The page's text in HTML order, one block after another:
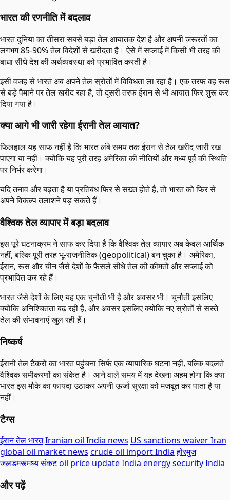
भारत की रणनीति में बदलाव
भारत दुनिया का तीसरा सबसे बड़ा तेल आयातक देश है और अपनी जरूरतों का
लगभग 85-90% तेल विदेशों से खरीदता है। ऐसे में सप्लाई में किसी भी तरह की
बाधा सीधे देश की अर्थव्यवस्था को प्रभावित करती है।
इसी वजह से भारत अब अपने तेल स्रोतों में विविधता ला रहा है। एक तरफ वह रूस
से बड़े पैमाने पर तेल खरीद रहा है, तो दूसरी तरफ ईरान से भी आयात फिर शुरू कर
दिया गया है।
क्या आगे भी जारी रहेगा ईरानी तेल आयात?
फिलहाल यह साफ नहीं है कि भारत लंबे समय तक ईरान से तेल खरीद जारी रख
पाएगा या नहीं। क्योंकि यह पूरी तरह अमेरिका की नीतियों और मध्य पूर्व की स्थिति
पर निर्भर करेगा।
यदि तनाव और बढ़ता है या प्रतिबंध फिर से सख्त होते हैं, तो भारत को फिर से
अपने विकल्प तलाशने पड़ सकते हैं।
वैश्विक तेल व्यापार में बड़ा बदलाव
इस पूरे घटनाक्रम ने साफ कर दिया है कि वैश्विक तेल व्यापार अब केवल आर्थिक
नहीं, बल्कि पूरी तरह भू-राजनीतिक (geopolitical) बन चुका है। अमेरिका,
ईरान, रूस और चीन जैसे देशों के फैसले सीधे तेल की कीमतों और सप्लाई को
प्रभावित कर रहे हैं।
भारत जैसे देशों के लिए यह एक चुनौती भी है और अवसर भी। चुनौती इसलिए
क्योंकि अनिश्चितता बढ़ रही है, और अवसर इसलिए क्योंकि नए स्रोतों से सस्ते
तेल की संभावनाएं खुल रही हैं।
निष्कर्ष
ईरानी तेल टैंकरों का भारत पहुंचना सिर्फ एक व्यापारिक घटना नहीं, बल्कि बदलते
वैश्विक समीकरणों का संकेत है। आने वाले समय में यह देखना अहम होगा कि क्या
भारत इस मौके का फायदा उठाकर अपनी ऊर्जा सुरक्षा को मजबूत कर पाता है या
नहीं।
टैग्स
ईरान तेल भारतIranian oil India news US sanctions waiver Iran
global oil market news crude oil import India होरमुज
जलडमरूमध्य संकटoil price update India energy security India
और पढ़ें